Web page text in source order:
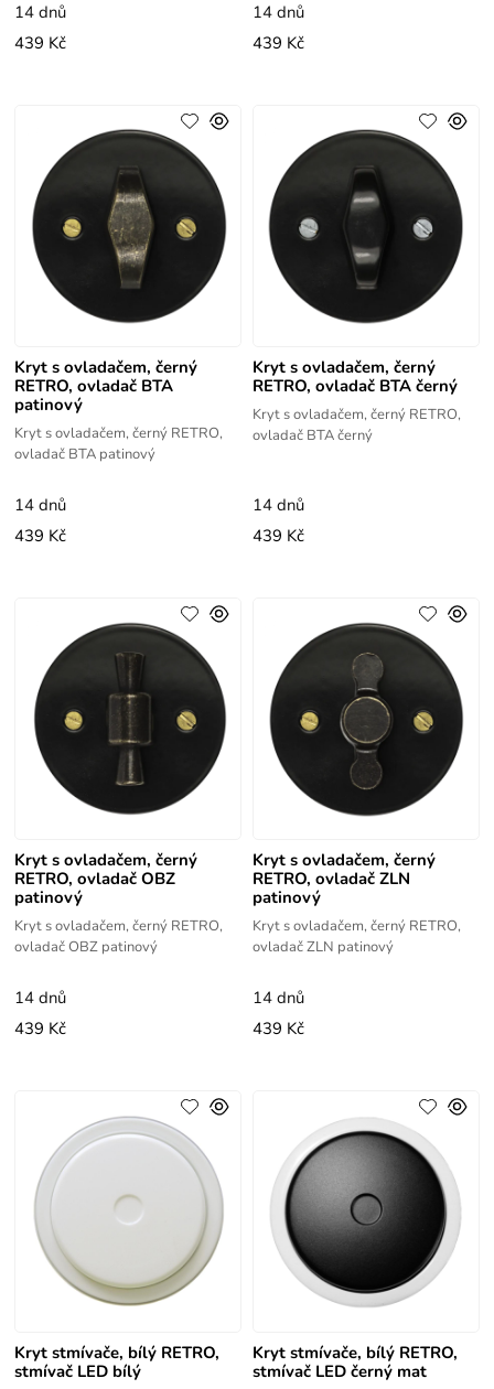
14 dnů
439 Kč
14 dnů
439 Kč
Kryt s ovladačem, černý
RETRO, ovladač BTA
patinový
Kryt s ovladačem, černý RETRO,
ovladač BTA patinový
14 dnů
439 Kč
Kryt s ovladačem, černý
RETRO, ovladač BTA černý
Kryt s ovladačem, černý RETRO,
ovladač BTA černý
14 dnů
439 Kč
Kryt s ovladačem, černý
RETRO, ovladač OBZ
patinový
Kryt s ovladačem, černý RETRO,
ovladač OBZ patinový
14 dnů
439 Kč
Kryt s ovladačem, černý
RETRO, ovladač ZLN
patinový
Kryt s ovladačem, černý RETRO,
ovladač ZLN patinový
14 dnů
439 Kč
Kryt stmívače, bílý RETRO,
stmívač LED bílý
Kryt stmívače, bílý RETRO,
stmívač LED černý mat